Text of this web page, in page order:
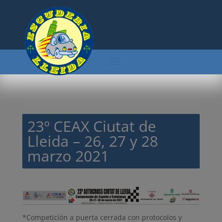
23º CEAX Ciutat de
Lleida – 26, 27 y 28
marzo 2021
*Competición a puerta cerrada con protocolos y